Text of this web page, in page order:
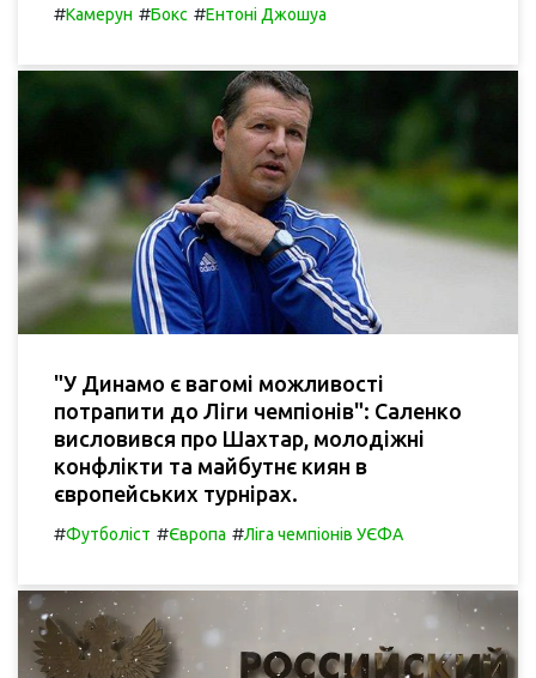
#Камерун #Бокс #Ентоні Джошуа
"У Динамо є вагомі можливості
потрапити до Ліги чемпіонів": Саленко
висловився про Шахтар, молодіжні
конфлікти та майбутнє киян в
європейських турнірах.
#Футболіст #Європа #Ліга чемпіонів УЄФА